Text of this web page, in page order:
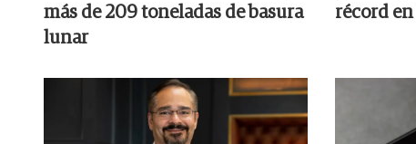
más de 209 toneladas de basura
lunar
récord